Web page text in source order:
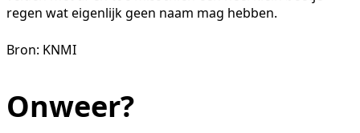
regen wat eigenlijk geen naam mag hebben.
Bron: KNMI
Onweer?